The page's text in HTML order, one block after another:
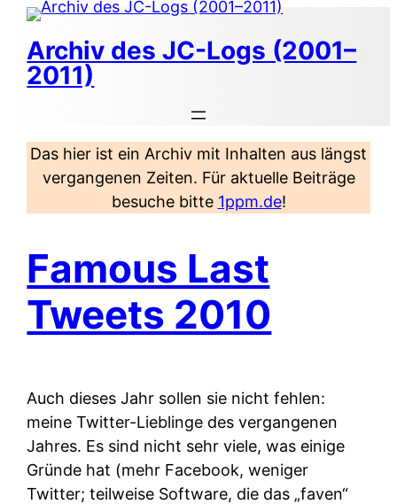
Zum
Inhalt
springen
Archiv des JC-Logs (2001–
2011)
Das hier ist ein Archiv mit Inhalten aus längst
vergangenen Zeiten. Für aktuelle Beiträge
besuche bitte 1ppm.de!
Famous Last
Tweets 2010
Auch dieses Jahr sollen sie nicht fehlen:
meine Twitter-Lieblinge des vergangenen
Jahres. Es sind nicht sehr viele, was einige
Gründe hat (mehr Facebook, weniger
Twitter; teilweise Software, die das „faven“